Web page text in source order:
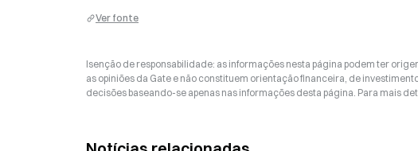
Ver fonte
Isenção de responsabilidade: as informações nesta página podem ter
as opiniões da Gate e não constituem orientação financeira, de
decisões baseando-se apenas nas informações desta página. Para mais